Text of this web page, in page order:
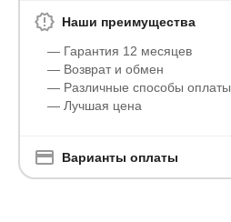
Наши преимущества
— Гарантия 12 месяцев
— Возврат и обмен
— Различные способы оплаты
— Лучшая цена
Варианты оплаты